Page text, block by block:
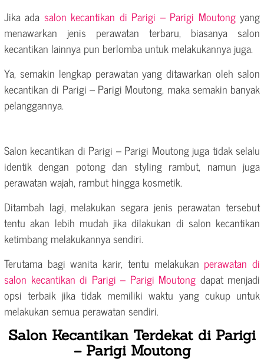
Jika ada salon kecantikan di Parigi – Parigi Moutongyang
menawarkan jenis perawatan terbaru, biasanya salon
kecantikan lainnya pun berlomba untuk melakukannya juga.
Ya, semakin lengkap perawatan yang ditawarkan oleh salon
kecantikan di Parigi – Parigi Moutong, maka semakin banyak
pelanggannya.
Salon kecantikan di Parigi – Parigi Moutong juga tidak selalu
identik dengan potong dan styling rambut, namun juga
perawatan wajah, rambut hingga kosmetik.
Ditambah lagi, melakukan segara jenis perawatan tersebut
tentu akan lebih mudah jika dilakukan di salon kecantikan
ketimbang melakukannya sendiri.
Terutama bagi wanita karir, tentu melakukan perawatan di
salon kecantikan di Parigi – Parigi Moutong dapat menjadi
opsi terbaik jika tidak memiliki waktu yang cukup untuk
melakukan semua perawatan sendiri.
Salon Kecantikan Terdekat di Parigi
– Parigi Moutong